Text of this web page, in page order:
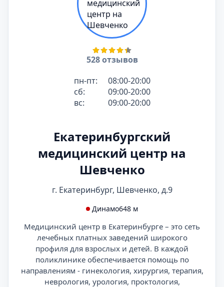
528 отзывов
пн-пт:
08:00-20:00
сб:
09:00-20:00
вс:
09:00-20:00
Екатеринбургский
медицинский центр на
Шевченко
г. Екатеринбург, Шевченко, д.9
Динамо648 м
Медицинский центр в Екатеринбурге – это сеть
лечебных платных заведений широкого
профиля для взрослых и детей. В каждой
поликлинике обеспечивается помощь по
направлениям - гинекология, хирургия, терапия,
неврология, урология, проктология,